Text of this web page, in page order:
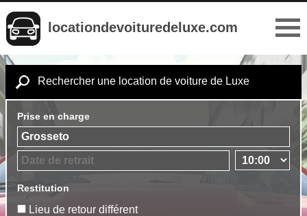
locationdevoituredeluxe.com
Rechercher une location de voiture de Luxe
Prise en charge
Restitution
Lieu de retour différent